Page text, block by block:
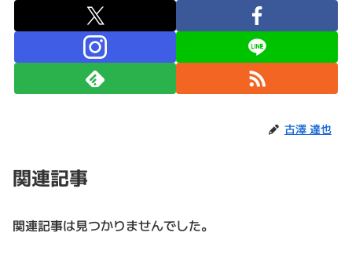
古澤 達也
関連記事
関連記事は見つかりませんでした。